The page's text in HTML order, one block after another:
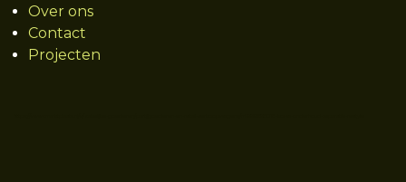
Over ons
Contact
Projecten